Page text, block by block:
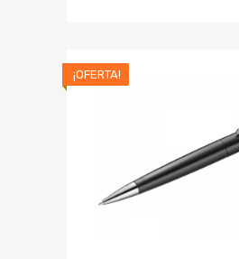
¡OFERTA!